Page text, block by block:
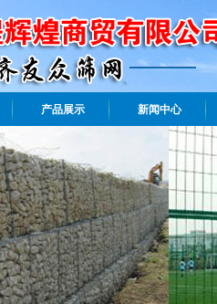
产品展示 新闻中心